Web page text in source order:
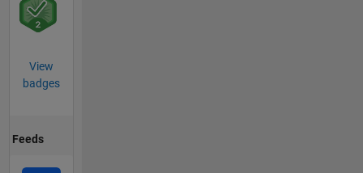
View
badges
Feeds